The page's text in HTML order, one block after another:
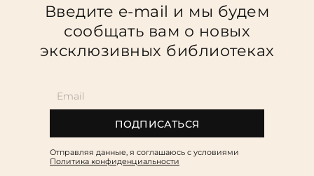
Введите e-mail и мы будем
сообщать вам о новых
эксклюзивных библиотеках
ПОДПИСАТЬСЯ
Отправляя данные, я соглашаюсь c условиями
Политика конфиденциальности